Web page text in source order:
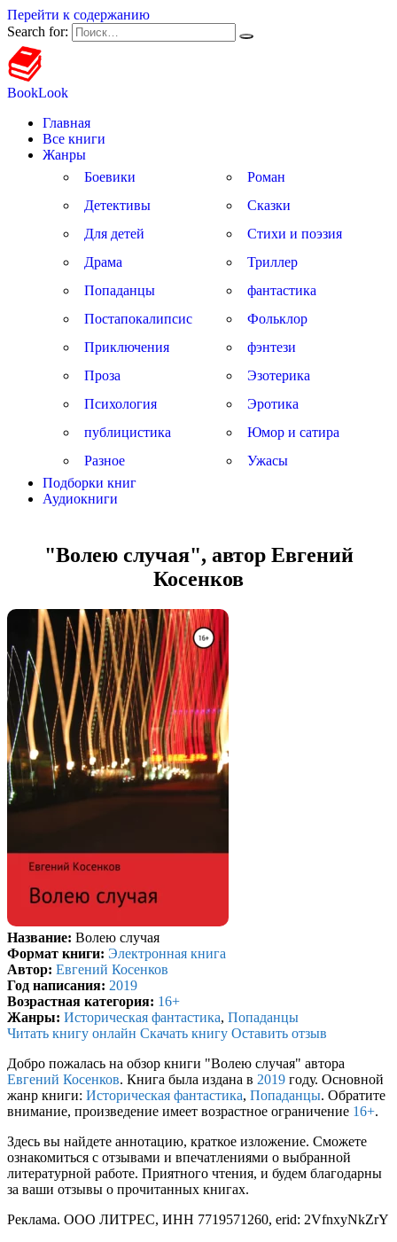
Перейти к содержанию
Search for:
BookLook
Главная
Все книги
Жанры
Боевики
Детективы
Для детей
Драма
Попаданцы
Постапокалипсис
Приключения
Проза
Психология
публицистика
Разное
Роман
Сказки
Стихи и поэзия
Триллер
фантастика
Фольклор
фэнтези
Эзотерика
Эротика
Юмор и сатира
Ужасы
Подборки книг
Аудиокниги
"Волею случая", автор Евгений
Косенков
Название: Волею случая
Формат книги: Электронная книга
Автор: Евгений Косенков
Год написания: 2019
Возрастная категория: 16+
Жанры: Историческая фантастика, Попаданцы
Читать книгу онлайн Скачать книгу Оставить отзыв
Добро пожалась на обзор книги "Волею случая" автора
Евгений Косенков. Книга была издана в 2019 году. Основной
жанр книги: Историческая фантастика, Попаданцы. Обратите
внимание, произведение имеет возрастное ограничение 16+.
Здесь вы найдете аннотацию, краткое изложение. Сможете
ознакомиться с отзывами и впечатлениями о выбранной
литературной работе. Приятного чтения, и будем благодарны
за ваши отзывы о прочитанных книгах.
Реклама. ООО ЛИТРЕС, ИНН 7719571260, erid: 2VfnxyNkZrY